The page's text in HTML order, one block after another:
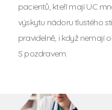
pacientů, kteří mají UC
výskytu nádoru tlustého
pravidelně, i když nemají
S pozdravem.